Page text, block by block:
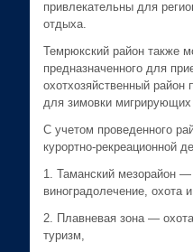
привлекательны для
отдыха.
Темрюкский район также
предназначенного для
охотхозяйственный
для зимовки
С учетом проведенного
курортно-рекреационной
1. Таманский мезорайон —
виноградолечение, охота
2. Плавневая зона —
туризм,